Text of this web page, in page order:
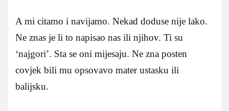
A mi citamo i navijamo. Nekad doduse nije lako.
Ne znas je li to napisao nas ili njihov. Ti su
‘najgori’. Sta se oni mijesaju. Ne zna posten
covjek bili mu opsovavo mater ustasku ili
balijsku.